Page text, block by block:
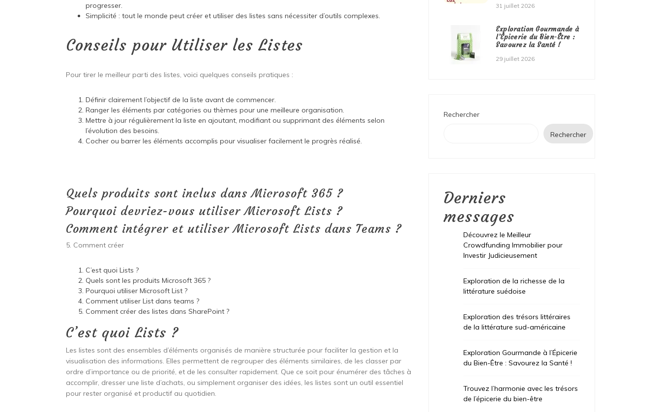
progresser.
Simplicité : tout le monde peut créer et utiliser des listes sans nécessiter d’outils complexes.
Conseils pour Utiliser les Listes
Pour tirer le meilleur parti des listes, voici quelques conseils pratiques :
Définir clairement l’objectif de la liste avant de commencer.
Ranger les éléments par catégories ou thèmes pour une meilleure organisation.
Mettre à jour régulièrement la liste en ajoutant, modifiant ou supprimant des éléments selon
l’évolution des besoins.
Cocher ou barrer les éléments accomplis pour visualiser facilement le progrès réalisé.
Quels produits sont inclus dans Microsoft 365 ?
Pourquoi devriez-vous utiliser Microsoft Lists ?
Comment intégrer et utiliser Microsoft Lists dans Teams ?
5. Comment créer
C’est quoi Lists ?
Quels sont les produits Microsoft 365 ?
Pourquoi utiliser Microsoft List ?
Comment utiliser List dans teams ?
Comment créer des listes dans SharePoint ?
C’est quoi Lists ?
Les listes sont des ensembles d’éléments organisés de manière structurée pour faciliter la gestion et la
visualisation des informations. Elles permettent de regrouper des éléments similaires, de les classer par
ordre d’importance ou de priorité, et de les consulter rapidement. Que ce soit pour énumérer des tâches à
accomplir, dresser une liste d’achats, ou simplement organiser des idées, les listes sont un outil essentiel
pour rester organisé et productif au quotidien.
31 juillet 2026
Exploration Gourmande à
l’Épicerie du Bien-Être :
Savourez la Santé !
29 juillet 2026
Rechercher
Rechercher
Derniers
messages
Découvrez le Meilleur
Crowdfunding Immobilier pour
Investir Judicieusement
Exploration de la richesse de la
littérature suédoise
Exploration des trésors littéraires
de la littérature sud-américaine
Exploration Gourmande à l’Épicerie
du Bien-Être : Savourez la Santé !
Trouvez l’harmonie avec les trésors
de l’épicerie du bien-être